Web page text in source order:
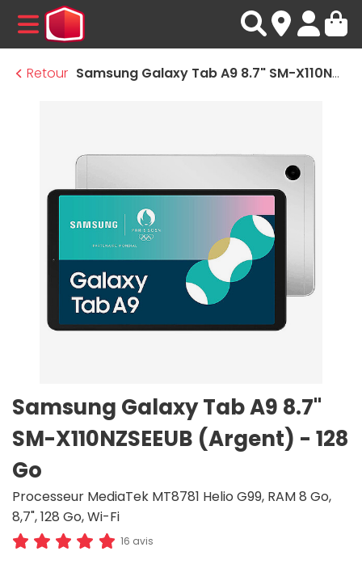
MENU
Retour
Samsung Galaxy Tab A9 8.7" SM-X110NZSEEUB (Argent) - 128 Go
Samsung Galaxy Tab A9 8.7"
SM-X110NZSEEUB (Argent) - 128
Go
Processeur MediaTek MT8781 Helio G99, RAM 8 Go,
8,7", 128 Go, Wi-Fi
16 avis